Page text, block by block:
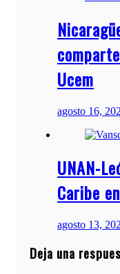
Ucem
agosto 16,
UNAN-
Caribe
agosto 13,
Deja una